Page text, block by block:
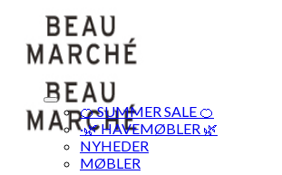
content
🍊 SUMMER SALE 🍊
·🌿 HAVEMØBLER 🌿
NYHEDER
MØBLER